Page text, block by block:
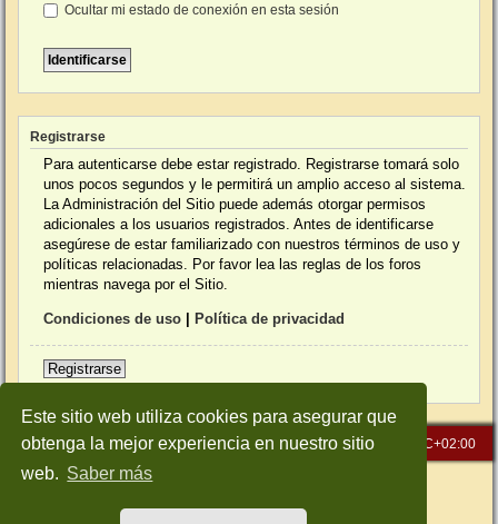
Este sitio web utiliza cookies para asegurar que
obtenga la mejor experiencia en nuestro sitio
web. Saber más
Ocultar mi estado de conexión en esta sesión
Registrarse
Para autenticarse debe estar registrado. Registrarse tomará solo
unos pocos segundos y le permitirá un amplio acceso al sistema.
La Administración del Sitio puede además otorgar permisos
adicionales a los usuarios registrados. Antes de identificarse
asegúrese de estar familiarizado con nuestros términos de uso y
políticas relacionadas. Por favor lea las reglas de los foros
mientras navega por el Sitio.
Condiciones de uso Política de privacidad
Registrarse
Inicio Índice general Todos los horarios son UTC+02:00
Desarrollado porphpBB